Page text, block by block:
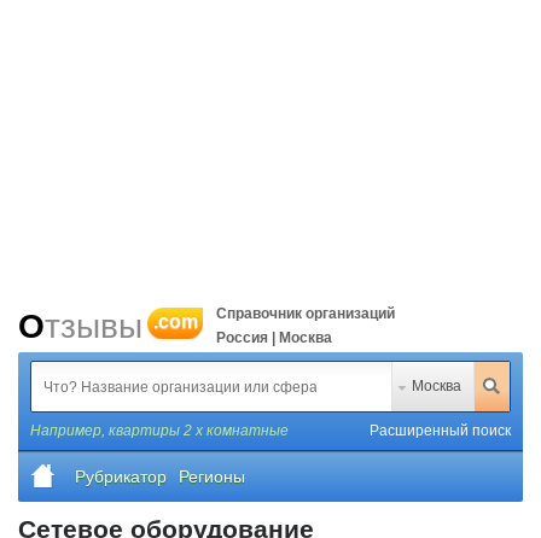
Отзывы .com
Справочник организаций
Россия | Москва
Москва
Например, квартиры 2 х комнатные Расширенный поиск
Рубрикатор Регионы
Сетевое оборудование